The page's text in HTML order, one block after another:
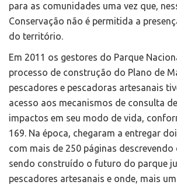
para as comunidades uma vez que,
Conservação não é permitida a
do território.
Em 2011 os gestores do Parque
processo de construção do Plano de
pescadores e pescadoras artesanais
acesso aos mecanismos de consulta
impactos em seu modo de vida,
169. Na época, chegaram a entregar
com mais de 250 páginas descrevendo
sendo construído o futuro do parque
pescadores artesanais e onde, mais um